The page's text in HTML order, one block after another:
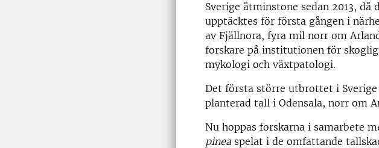
Sverige åtminstone sedan 2013, då
upptäcktes för första gången i
av Fjällnora, fyra mil norr om
forskare på institutionen för skoglig
mykologi och växtpatologi.
Det första större utbrottet i Sverige
planterad tall i Odensala, norr om
Nu hoppas forskarna i samarbete
pineaspelat i de omfattande